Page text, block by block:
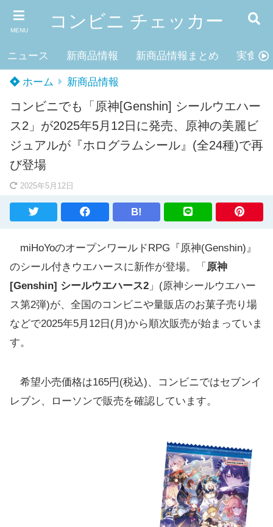
MENU コンビニ チェッカー
ニュース 新商品情報 新商品情報まとめ 実食レ
ホーム 新商品情報
コンビニでも「原神[Genshin] シールウエハー
ス2」が2025年5月12日に発売、原神の美麗ビ
ジュアルが『ホログラムシール』(全24種)で再
び登場
2025年5月12日
B!
miHoYoのオープンワールドRPG『原神(Genshin)』
のシール付きウエハースに新作が登場。「 原神
[Genshin] シールウエハース2 」(原神シールウエハー
ス第2弾)が、全国のコンビニや量販店のお菓子売り場
などで2025年5月12日(月)から順次販売が始まっていま
す。
希望小売価格は165円(税込)、コンビニではセブンイ
レブン、ローソンで販売を確認しています。